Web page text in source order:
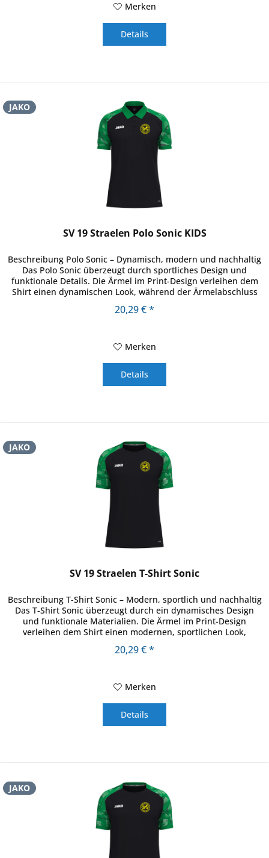
Merken
Details
JAKO
SV 19 Straelen Polo Sonic KIDS
Beschreibung Polo Sonic – Dynamisch, modern und nachhaltig
Das Polo Sonic überzeugt durch sportliches Design und
funktionale Details. Die Ärmel im Print-Design verleihen dem
Shirt einen dynamischen Look, während der Ärmelabschluss
20,29 € *
Merken
Details
JAKO
SV 19 Straelen T-Shirt Sonic
Beschreibung T-Shirt Sonic – Modern, sportlich und nachhaltig
Das T-Shirt Sonic überzeugt durch ein dynamisches Design
und funktionale Materialien. Die Ärmel im Print-Design
verleihen dem Shirt einen modernen, sportlichen Look,
20,29 € *
Merken
Details
JAKO